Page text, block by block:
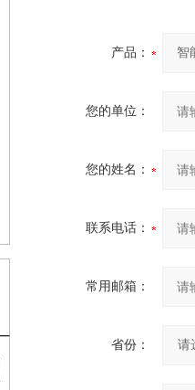
产品：
您的单位：
您的姓名：
联系电话：
常用邮箱：
省份：